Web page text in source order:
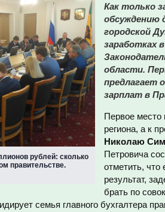
рублей: сколько
правительстве.
Как только
обсуждению
городской
заработках
области.
предлагает
зарплат в
Первое место
региона, а к
Николаю
Петровича
отметить, что
результат,
брать по
семья главного бухгалтера